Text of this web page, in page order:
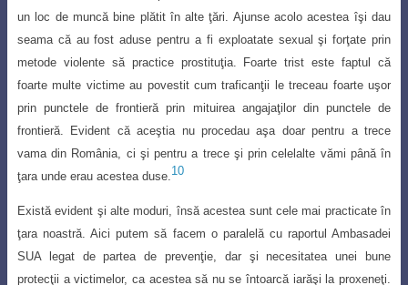
un loc de muncă bine plătit în alte ţări. Ajunse acolo acestea îşi dau
seama că au fost aduse pentru a fi exploatate sexual şi forţate prin
metode violente să practice prostituţia. Foarte trist este faptul că
foarte multe victime au povestit cum traficanţii le treceau foarte uşor
prin punctele de frontieră prin mituirea angajaţilor din punctele de
frontieră. Evident că aceştia nu procedau aşa doar pentru a trece
vama din România, ci şi pentru a trece şi prin celelalte vămi până în
ţara unde erau acestea duse. 10
Există evident şi alte moduri, însă acestea sunt cele mai practicate în
ţara noastră. Aici putem să facem o paralelă cu raportul Ambasadei
SUA legat de partea de prevenţie, dar şi necesitatea unei bune
protecţii a victimelor, ca acestea să nu seîntoarcă iarăşi la proxeneţi.